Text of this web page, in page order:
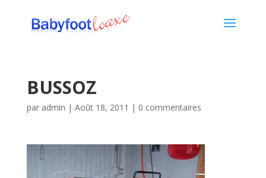
BUSSOZ
par admin | Août 18, 2011 | 0 commentaires